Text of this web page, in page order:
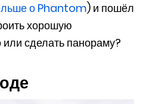
о Phantom) и пошёл
хорошую
сделать панораму?